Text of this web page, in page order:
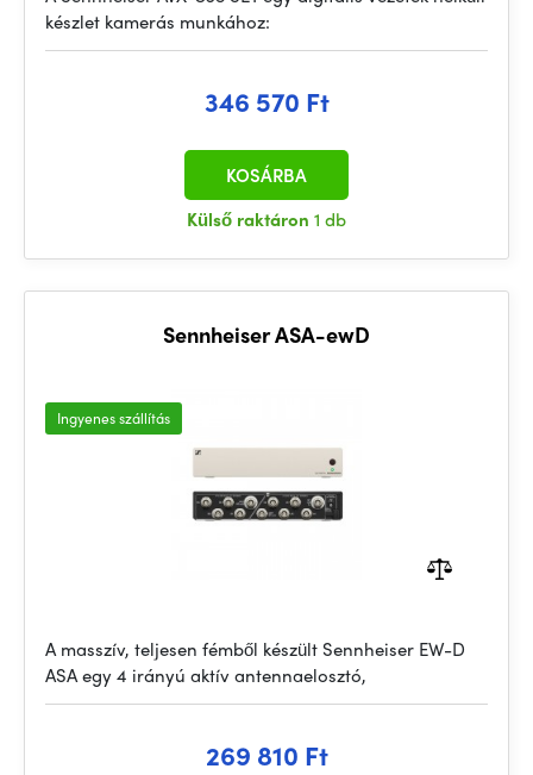
készlet kamerás munkához:
346 570 Ft
Külső raktáron 1 db
KOSÁRBA
Sennheiser ASA-ewD
Ingyenes szállítás
A masszív, teljesen fémből készült Sennheiser EW-D
ASA egy 4 irányú aktív antennaelosztó,
269 810 Ft